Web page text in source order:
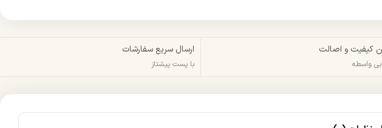
کیفیت و اصالت
واسطه
ارسال سریع سفارشات
با پست پیشتاز